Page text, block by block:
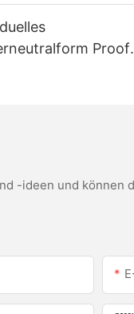
Proof
-ideen und